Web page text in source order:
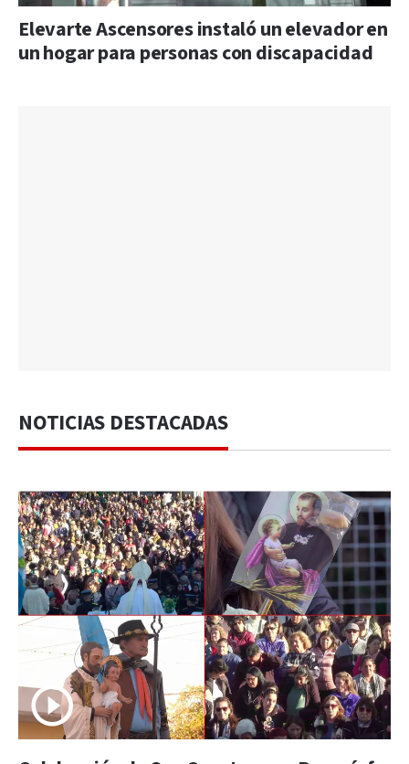
Elevarte Ascensores instaló un elevador en
un hogar para personas con discapacidad
NOTICIAS DESTACADAS